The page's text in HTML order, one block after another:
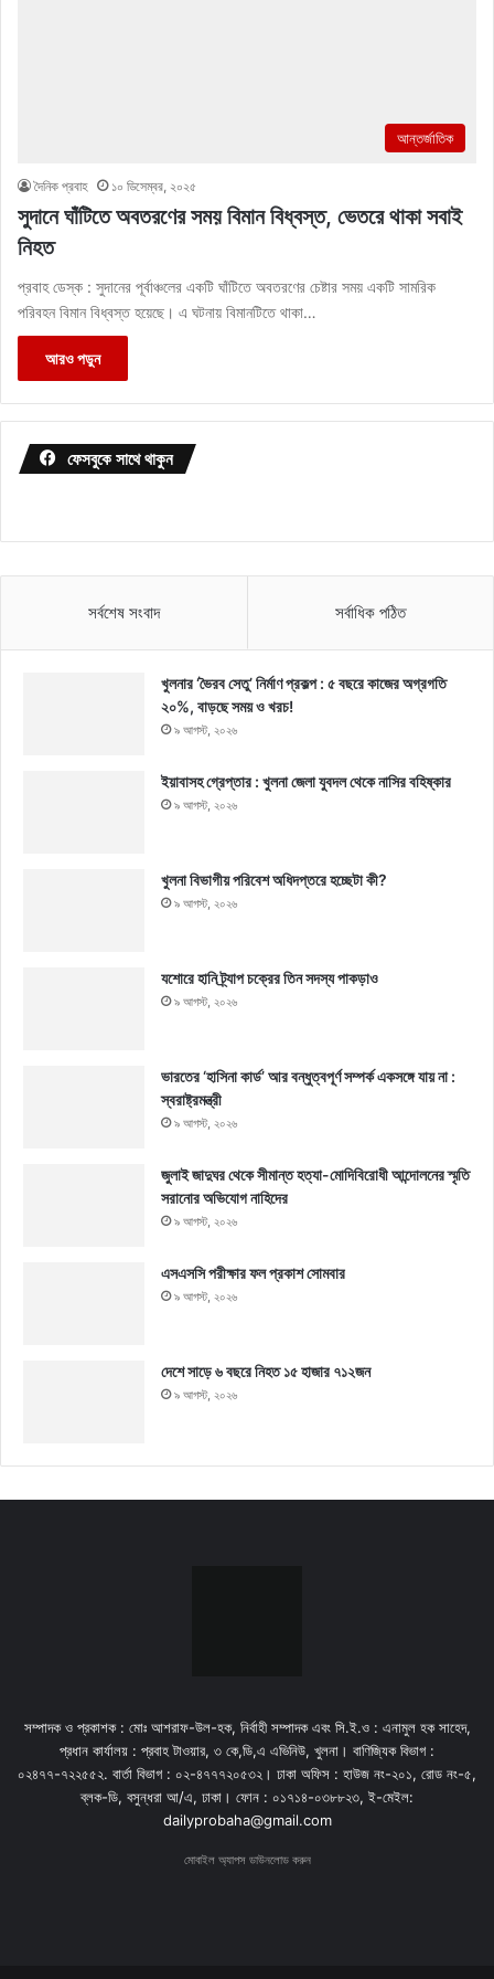
আন্তর্জাতিক
দৈনিক প্রবাহ ১০ ডিসেম্বর, ২০২৫
সুদানে ঘাঁটিতে অবতরণের সময় বিমান বিধ্বস্ত, ভেতরে থাকা সবাই
নিহত
প্রবাহ ডেস্ক : সুদানের পূর্বাঞ্চলের একটি ঘাঁটিতে অবতরণের চেষ্টার সময় একটি সামরিক
পরিবহন বিমান বিধ্বস্ত হয়েছে। এ ঘটনায় বিমানটিতে থাকা…
আরও পড়ুন
ফেসবুকে সাথে থাকুন
সর্বশেষ সংবাদ সর্বাধিক পঠিত
খুলনার ‘ভৈরব সেতু’ নির্মাণ প্রকল্প : ৫ বছরে কাজের অগ্রগতি
২০%, বাড়ছে সময় ও খরচ!
৯ আগস্ট, ২০২৬
ইয়াবাসহ গ্রেপ্তার : খুলনা জেলা যুবদল থেকে নাসির বহিষ্কার
৯ আগস্ট, ২০২৬
খুলনা বিভাগীয় পরিবেশ অধিদপ্তরে হচ্ছেটা কী?
৯ আগস্ট, ২০২৬
যশোরে হানি ট্র্যাপ চক্রের তিন সদস্য পাকড়াও
৯ আগস্ট, ২০২৬
ভারতের ‘হাসিনা কার্ড’ আর বন্ধুত্বপূর্ণ সম্পর্ক একসঙ্গে যায় না :
স্বরাষ্ট্রমন্ত্রী
৯ আগস্ট, ২০২৬
জুলাই জাদুঘর থেকে সীমান্ত হত্যা-মোদিবিরোধী আন্দোলনের স্মৃতি
সরানোর অভিযোগ নাহিদের
৯ আগস্ট, ২০২৬
এসএসসি পরীক্ষার ফল প্রকাশ সোমবার
৯ আগস্ট, ২০২৬
দেশে সাড়ে ৬ বছরে নিহত ১৫ হাজার ৭১২জন
৯ আগস্ট, ২০২৬
সম্পাদক ও প্রকাশক : মোঃ আশরাফ-উল-হক, নির্বাহী সম্পাদক এবং সি.ই.ও : এনামুল হক সাহেদ,
প্রধান কার্যালয় : প্রবাহ টাওয়ার, ৩ কে,ডি,এ এভিনিউ, খুলনা। বাণিজ্যিক বিভাগ :
০২৪৭৭-৭২২৫৫২. বার্তা বিভাগ : ০২-৪৭৭৭২০৫৩২। ঢাকা অফিস : হাউজ নং-২০১, রোড নং-৫,
ব্লক-ডি, বসুন্ধরা আ/এ, ঢাকা। ফোন : ০১৭১৪-০৩৮৮২৩, ই-মেইল:
dailyprobaha@gmail.com
মোবাইল অ্যাপস ডাউনলোড করুন